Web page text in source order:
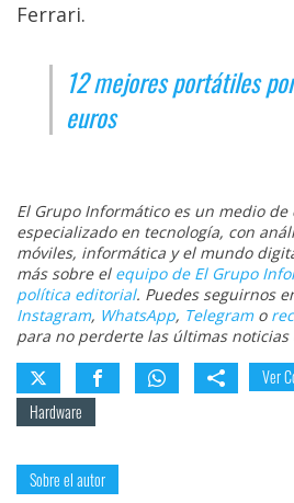
Ferrari.
12 mejores portátiles
euros
El Grupo Informático es un medio
especializado en tecnología, con
móviles, informática y el mundo
más sobre el equipo de El Grupo
política editorial. Puedes seguirnos
Instagram, WhatsApp, Telegramo
para no perderte las últimas noticias
Ver
Hardware
Sobre el autor